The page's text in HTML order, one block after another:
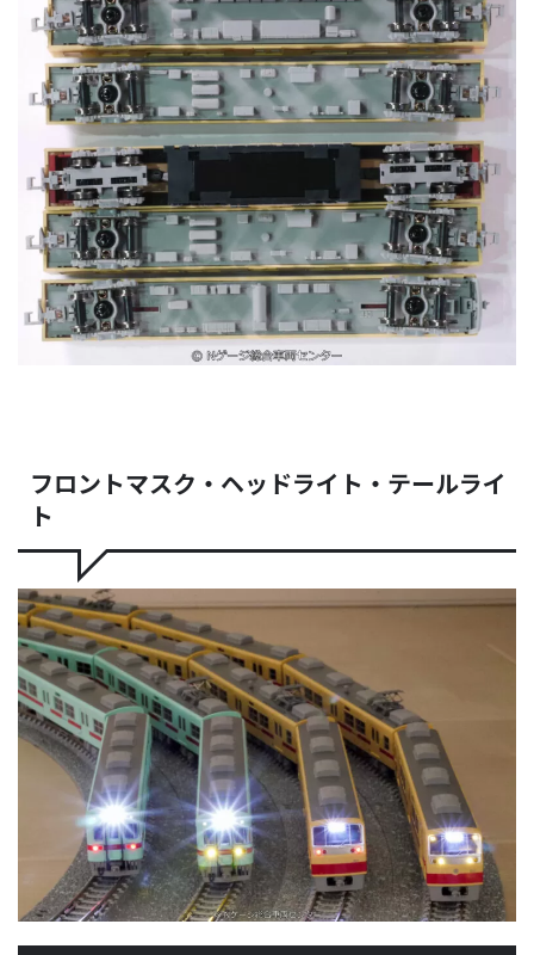
フロントマスク・ヘッドライト・テールライ
ト